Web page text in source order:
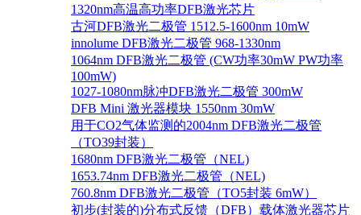
1320nm高温高功率DFB激光芯片
古河DFB激光二极管 1512.5-1600nm 10mW
innolume DFB激光二极管 968-1330nm
1064nm DFB激光二极管 (CW功率30mW PW功率
100mW)
1027-1080nm脉冲DFB激光二极管 300mW
DFB Mini 激光器模块 1550nm 30mW
用于CO2气体监测的2004nm DFB激光二极管
（TO39封装）
1680nm DFB激光二极管（NEL)
1653.74nm DFB激光二极管（NEL)
760.8nm DFB激光二极管（TO5封装 6mW）
初步(封装的)分布式反馈（DFB）载体激光器芯片